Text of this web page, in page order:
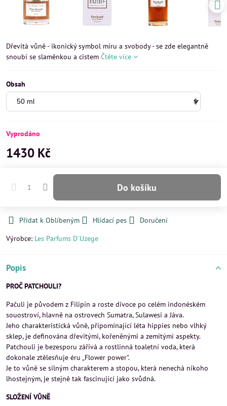
Dřevitá vůně - ikonický symbol míru a svobody - se zde elegantně
snoubí se slaměnkou a cistem Čtěte více
Obsah
Vyprodáno
1430 Kč
Do košíku
Přidat k Oblíbeným Hlídací pes
Doručení
Výrobce: Les Parfums D´Uzege
Popis
PROČ PATCHOULI?
Pačuli je původem z Filipín a roste divoce po celém indonéském
souostroví, hlavně na ostrovech Sumatra, Sulawesi a Jáva.
Jeho charakteristická vůně, připomínající léta hippies nebo vlhký
sklep, je definována dřevitými, kořeněnými a zemitými aspekty.
Patchouli je bezesporu zářivá a rostlinná toaletní voda, která
dokonale ztělesňuje éru „Flower power".
Je to vůně se silným charakterem a stopou, která nenechá nikoho
lhostejným, je stejně tak fascinující jako svůdná.
SLOŽENÍ VŮNĚ